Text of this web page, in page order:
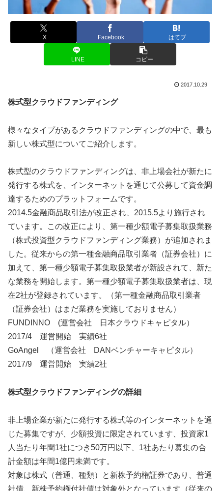
X Facebook はてブ
LINE コピー
2017.10.29
株式型クラウドファンディング
様々なタイプがあるクラウドファンディングの中で、最も
新しい株式型についてご紹介します。
株式型のクラウドファンディングは、非上場会社が新たに
発行する株式を、インターネットを通じて公募して資金調
達するためのプラットフォームです。
2014.5金融商品取引法が改正され、2015.5より施行され
ています。この改正により、第一種少額電子募集取扱業務
（株式投資型クラウドファンディング業務）が追加されま
した。従来からの第一種金融商品取引業者（証券会社）に
加えて、第一種少額電子募集取扱業者が新設されて、新た
な業務を開始します。第一種少額電子募集取扱業者は、現
在2社が登録されています。（第一種金融商品取引業者
（証券会社）はまだ業務を実施しておりません）
FUNDINNO (運営会社 日本クラウドキャピタル）
2017/4 運営開始 実績6社
GoAngel （運営会社 DANベンチャーキャピタル）
2017/9 運営開始 実績2社
株式型クラウドファンディングの詳細
非上場企業が新たに発行する株式等のインターネットを通
じた募集ですが、少額投資に限定されています、投資家1
人当たり年間1社につき50万円以下、1社あたり募集の合
計金額は年間1億円未満です。
対象は株式（普通、種類）と新株予約権証券であり、普通
社債、新株予約権付社債は対象外となっています（従来の